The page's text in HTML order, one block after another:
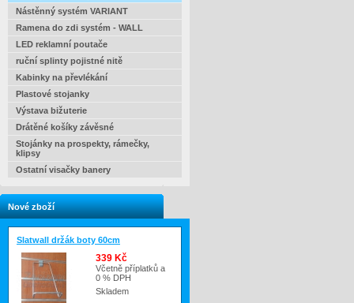
Nástěnný systém VARIANT
Ramena do zdi systém - WALL
LED reklamní poutače
ruční splinty pojistné nitě
Kabinky na převlékání
Plastové stojanky
Výstava bižuterie
Drátěné košíky závěsné
Stojánky na prospekty, rámečky,
klipsy
Ostatní visačky banery
Nové zboží
Slatwall držák boty 60cm
339 Kč
Včetně příplatků a
0 % DPH
Skladem